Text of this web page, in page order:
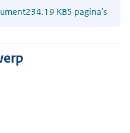
234.19 KB5 pagina's